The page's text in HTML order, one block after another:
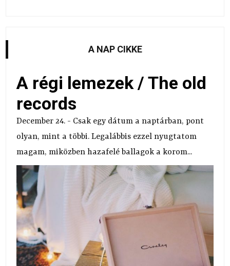
A NAP CIKKE
A régi lemezek / The old
records
December 24. - Csak egy dátum a naptárban, pont
olyan, mint a többi. Legalábbis ezzel nyugtatom
magam, miközben hazafelé ballagok a korom...